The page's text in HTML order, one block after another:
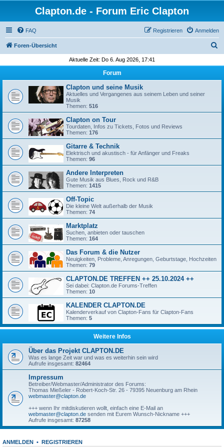
Clapton.de - Forum Eric Clapton
FAQ Anmelden
Registrieren
Foren-Übersicht
h
Aktuelle Zeit: Do 6. Aug 2026, 17:41
Forum
Clapton und seine Musik
Aktuelles und Vergangenes aus seinem Leben und seiner
Musik
Themen: 516
Clapton on Tour
Tourdaten, Infos zu Tickets, Fotos und Reviews
Themen: 176
Gitarre & Technik
Elektrisch und akustisch - für Anfänger und Freaks
Themen: 96
Andere Interpreten
Gute Musik aus Blues, Rock und R&B
Themen: 1415
Off-Topic
Die kleine Welt außerhalb der Musik
Themen: 74
Marktplatz
Suchen, anbieten oder tauschen
Themen: 164
Das Forum & die Nutzer
Neuigkeiten, Probleme, Anregungen, Geburtstage, Hochzeiten
Themen: 79
CLAPTON.DE TREFFEN ++ 25.10.2024 ++
Sei dabei: Clapton.de Forums-Treffen
Themen: 10
KALENDER CLAPTON.DE
Kalenderverkauf von Clapton-Fans für Clapton-Fans
Themen: 5
Weitere Infos
Über das Projekt CLAPTON.DE
Was es lange Zeit war und was es weiterhin sein wird
Aufrufe insgesamt: 82464
Impressum
Betreiber/Webmaster/Administrator des Forums:
Thomas Mießeler - Robert-Koch-Str. 26 - 79395 Neuenburg am Rhein
webmaster@clapton.de
+++ wenn Ihr mitdiskutieren wollt, einfach eine E-Mail an
webmaster@clapton.de senden mit Eurem Wunsch-Nickname +++
Aufrufe insgesamt: 87258
ANMELDEN • REGISTRIEREN